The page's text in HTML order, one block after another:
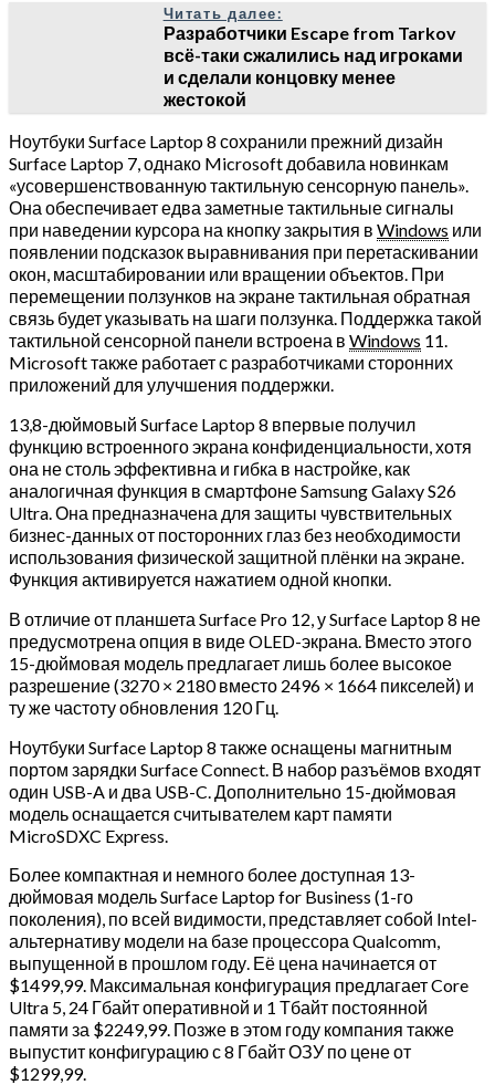
Читать далее:
Разработчики Escape from Tarkov
всё-таки сжалились над игроками
и сделали концовку менее
жестокой
Ноутбуки Surface Laptop 8 сохранили прежний дизайн
Surface Laptop 7, однако Microsoft добавила новинкам
«усовершенствованную тактильную сенсорную панель».
Она обеспечивает едва заметные тактильные сигналы
при наведении курсора на кнопку закрытия в Windows или
появлении подсказок выравнивания при перетаскивании
окон, масштабировании или вращении объектов. При
перемещении ползунков на экране тактильная обратная
связь будет указывать на шаги ползунка. Поддержка такой
тактильной сенсорной панели встроена в Windows 11.
Microsoft также работает с разработчиками сторонних
приложений для улучшения поддержки.
13,8-дюймовый Surface Laptop 8 впервые получил
функцию встроенного экрана конфиденциальности, хотя
она не столь эффективна и гибка в настройке, как
аналогичная функция в смартфоне Samsung Galaxy S26
Ultra. Она предназначена для защиты чувствительных
бизнес-данных от посторонних глаз без необходимости
использования физической защитной плёнки на экране.
Функция активируется нажатием одной кнопки.
В отличие от планшета Surface Pro 12, у Surface Laptop 8 не
предусмотрена опция в виде OLED-экрана. Вместо этого
15-дюймовая модель предлагает лишь более высокое
разрешение (3270 × 2180 вместо 2496 × 1664 пикселей) и
ту же частоту обновления 120 Гц.
Ноутбуки Surface Laptop 8 также оснащены магнитным
портом зарядки Surface Connect. В набор разъёмов входят
один USB-A и два USB-C. Дополнительно 15-дюймовая
модель оснащается считывателем карт памяти
MicroSDXC Express.
Более компактная и немного более доступная 13-
дюймовая модель Surface Laptop for Business (1-го
поколения), по всей видимости, представляет собой Intel-
альтернативу модели на базе процессора Qualcomm,
выпущенной в прошлом году. Её цена начинается от
$1499,99. Максимальная конфигурация предлагает Core
Ultra 5, 24 Гбайт оперативной и 1 Тбайт постоянной
памяти за $2249,99. Позже в этом году компания также
выпустит конфигурацию с 8 Гбайт ОЗУ по цене от
$1299,99.